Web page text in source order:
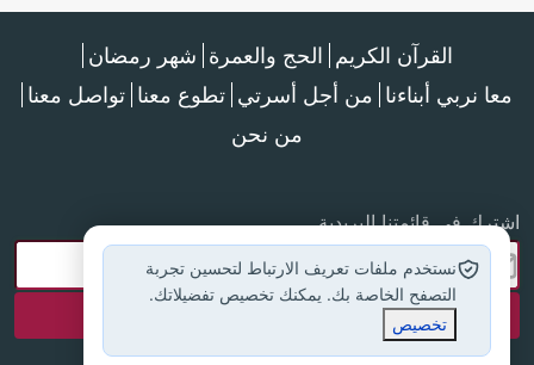
القرآن الكريم الحج والعمرة شهر رمضان
معا نربي أبناءنا من أجل أسرتي تطوع معنا تواصل معنا
من نحن
اشترك في قائمتنا البريدية
نستخدم ملفات تعريف الارتباط لتحسين تجربة
التصفح الخاصة بك. يمكنك تخصيص تفضيلاتك.
تخصيص